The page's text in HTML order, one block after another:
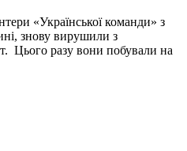
«Української команди» з
знову вирушили з
Цього разу вони побували на